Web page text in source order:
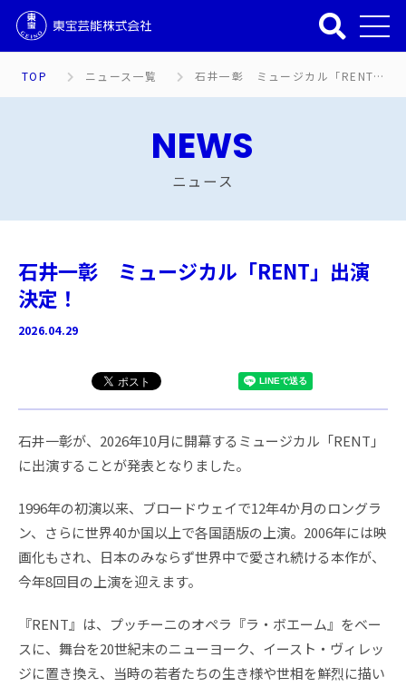
TOP ニュース一覧 石井一彰 ミュージカル「RENT」出演決定！
NEWS
ニュース
石井一彰 ミュージカル「RENT」出演
決定！
2026.04.29
石井一彰が、2026年10月に開幕するミュージカル「RENT」
に出演することが発表となりました。
1996年の初演以来、ブロードウェイで12年4か月のロングラ
ン、さらに世界40か国以上で各国語版の上演。2006年には映
画化もされ、日本のみならず世界中で愛され続ける本作が、
今年8回目の上演を迎えます。
『RENT』は、プッチーニのオペラ『ラ・ボエーム』をベー
スに、舞台を20世紀末のニューヨーク、イースト・ヴィレッ
ジに置き換え、当時の若者たちの生き様や世相を鮮烈に描い